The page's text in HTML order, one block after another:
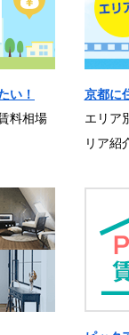
い！
料相場
京都に
エリア
リア紹